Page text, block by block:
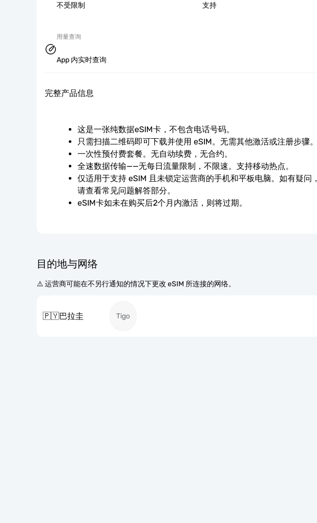
不受限制 支持
用量查询
App 内实时查询
完整产品信息
这是一张纯数据eSIM卡，不包含电话号码。
只需扫描二维码即可下载并使用 eSIM。无需其他激活或注册步骤。
一次性预付费套餐。无自动续费，无合约。
全速数据传输——无每日流量限制，不限速。支持移动热点。
仅适用于支持 eSIM 且未锁定运营商的手机和平板电脑。如有疑问，
请查看常见问题解答部分。
eSIM卡如未在购买后2个月内激活，则将过期。
目的地与网络
⚠️ 运营商可能在不另行通知的情况下更改 eSIM 所连接的网络。
🇵🇾巴拉圭 Tigo